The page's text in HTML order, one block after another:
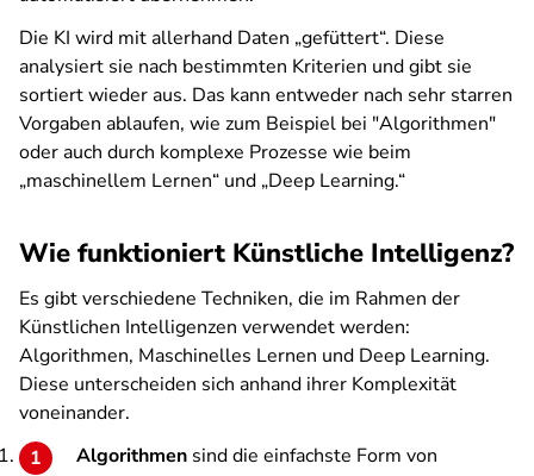
Die KI wird mit allerhand Daten „gefüttert“. Diese
analysiert sie nach bestimmten Kriterien und gibt sie
sortiert wieder aus. Das kann entweder nach sehr starren
Vorgaben ablaufen, wie zum Beispiel bei "Algorithmen"
oder auch durch komplexe Prozesse wie beim
„maschinellem Lernen“ und „Deep Learning.“
Wie funktioniert Künstliche Intelligenz?
Es gibt verschiedene Techniken, die im Rahmen der
Künstlichen Intelligenzen verwendet werden:
Algorithmen, Maschinelles Lernen und Deep Learning.
Diese unterscheiden sich anhand ihrer Komplexität
voneinander.
Algorithmen sind die einfachste Form von